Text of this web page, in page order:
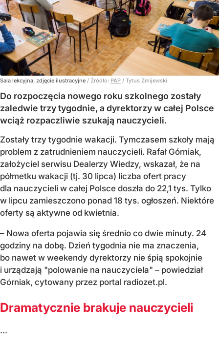
Sala lekcyjna, zdjęcie ilustracyjne / Źródło: PAP / Tytus Żmijewski
Do rozpoczęcia nowego roku szkolnego zostały
zaledwie trzy tygodnie, a dyrektorzy w całej Polsce
wciąż rozpaczliwie szukają nauczycieli.
Zostały trzy tygodnie wakacji. Tymczasem szkoły mają
problem z zatrudnieniem nauczycieli. Rafał Górniak,
założyciel serwisu Dealerzy Wiedzy, wskazał, że na
półmetku wakacji (tj. 30 lipca) liczba ofert pracy
dla nauczycieli w całej Polsce doszła do 22,1 tys. Tylko
w lipcu zamieszczono ponad 18 tys. ogłoszeń. Niektóre
oferty są aktywne od kwietnia.
– Nowa oferta pojawia się średnio co dwie minuty. 24
godziny na dobę. Dzień tygodnia nie ma znaczenia,
bo nawet w weekendy dyrektorzy nie śpią spokojnie
i urządzają "polowanie na nauczyciela" – powiedział
Górniak, cytowany przez portal radiozet.pl.
Dramatycznie brakuje nauczycieli
...